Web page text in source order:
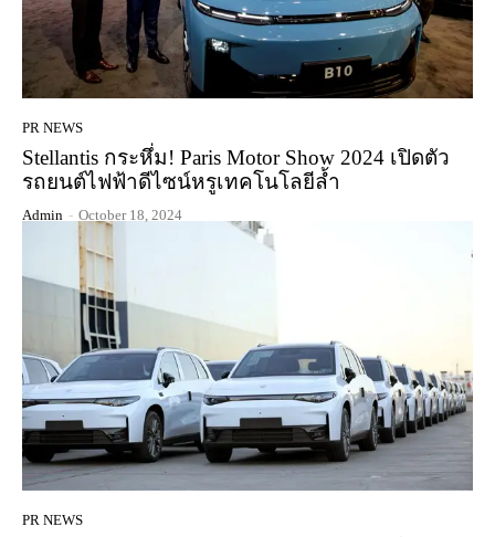
PR NEWS
Stellantis กระหึ่ม! Paris Motor Show 2024 เปิดตัว
รถยนต์ไฟฟ้าดีไซน์หรูเทคโนโลยีล้ำ
Admin - October 18, 2024
PR NEWS